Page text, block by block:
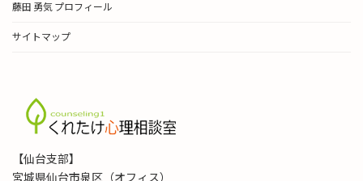
藤田 勇気 プロフィール
サイトマップ
【仙台支部】
宮城県仙台市泉区（オフィス）